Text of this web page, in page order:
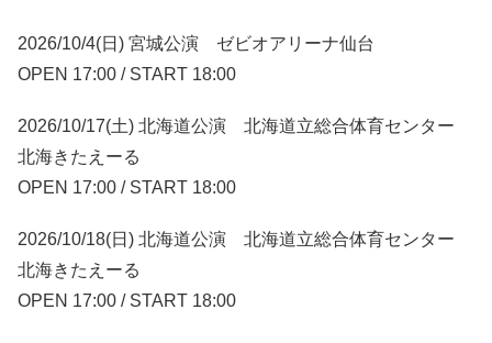
2026/10/4(日) 宮城公演 ゼビオアリーナ仙台
OPEN 17:00 / START 18:00
2026/10/17(土) 北海道公演 北海道立総合体育センター
北海きたえーる
OPEN 17:00 / START 18:00
2026/10/18(日) 北海道公演 北海道立総合体育センター
北海きたえーる
OPEN 17:00 / START 18:00